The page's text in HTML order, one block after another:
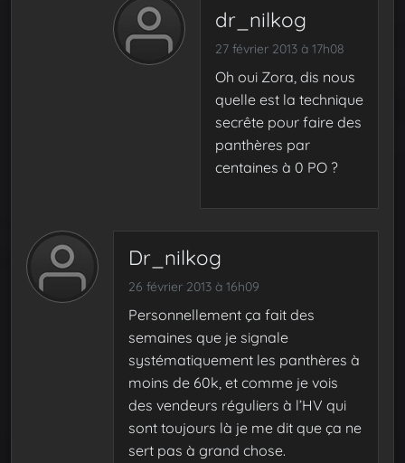
dr_nilkog
27 février 2013 à 17h08
Oh oui Zora, dis nous
quelle est la technique
secrête pour faire des
panthères par
centaines à 0 PO ?
Dr_nilkog
26 février 2013 à 16h09
Personnellement ça fait des
semaines que je signale
systématiquement les panthères à
moins de 60k, et comme je vois
des vendeurs réguliers à l’HV qui
sont toujours là je me dit que ça ne
sert pas à grand chose.